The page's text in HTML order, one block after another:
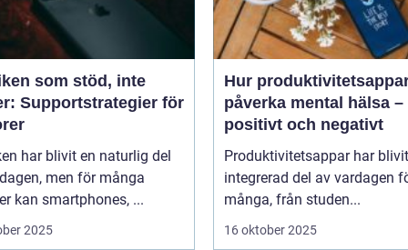
som stöd, inte
Supportstrategier för
har blivit en naturlig del
men för många
kan smartphones, ...
2025
Hur
påverka mental hälsa –
positivt och negativt
Produktivitetsappar har
integrerad del av vardagen
många, från studen...
16 oktober 2025